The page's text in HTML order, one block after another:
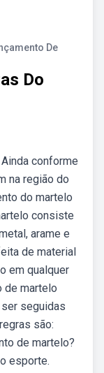
De
Do
conforme
na região do
do martelo
consiste
arame e
de material
em qualquer
de martelo
seguidas
são:
de martelo?
esporte.